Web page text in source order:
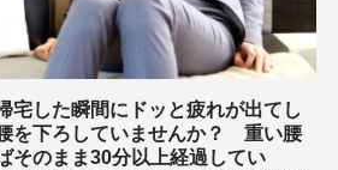
宅した瞬間にドッと疲れが出てし
を下ろしていませんか？ 重い腰
そのまま30分以上経過してい